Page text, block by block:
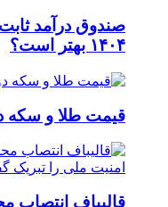
صندوق درآمد
۱۴۰۴ بهتر است؟
قیمت طلا و سکه دوشنبه 19 مرداد/
قالیباف انتصاب